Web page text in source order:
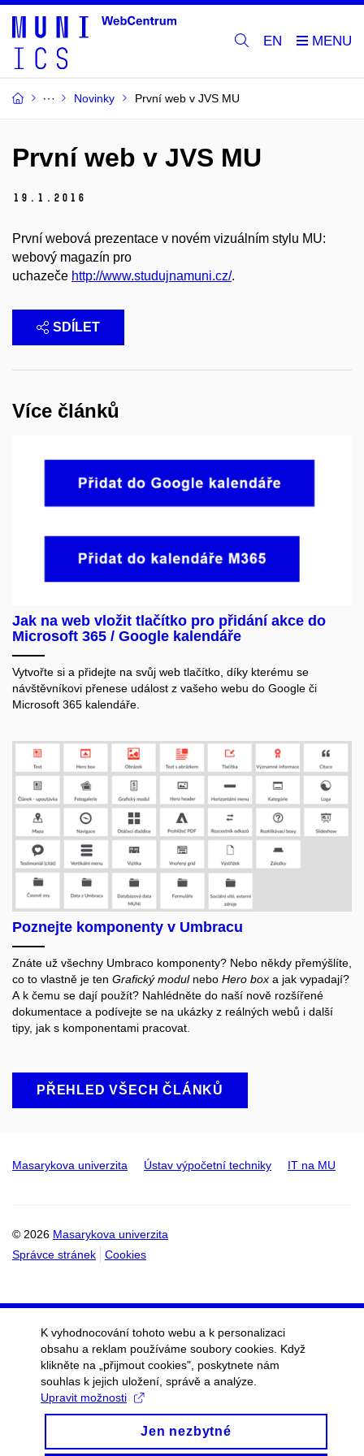
EN
Novinky První web v JVS MU
První web v JVS MU
19. 1. 2016
První webová prezentace v novém vizuálním stylu MU:
webový magazín pro
uchazeče http://www.studujnamuni.cz/.
SDÍLET
Více článků
Jak na web vložit tlačítko pro přidání akce do
Microsoft 365 / Google kalendáře
Vytvořte si a přidejte na svůj web tlačítko, díky kterému se
návštěvníkovi přenese událost z vašeho webu do Google či
Microsoft 365 kalendáře.
Poznejte komponenty v Umbracu
Znáte už všechny Umbraco komponenty? Nebo někdy přemýšlíte,
co to vlastně je ten Grafický modulnebo Hero box a jak vypadají?
A k čemu se dají použít? Nahlédněte do naší nově rozšířené
dokumentace a podívejte se na ukázky z reálných webů i další
tipy, jak s komponentami pracovat.
PŘEHLED VŠECH ČLÁNKŮ
Masarykova univerzita Ústav výpočetní techniky IT na MU
© 2026 Masarykova univerzita
Správce stránek
Cookies
K vyhodnocování tohoto webu a k personalizaci
obsahu a reklam používáme soubory cookies. Když
klikněte na „přijmout cookies", poskytnete nám
souhlas k jejich uložení, správě a analýze.
Upravit možnosti
Jen nezbytné